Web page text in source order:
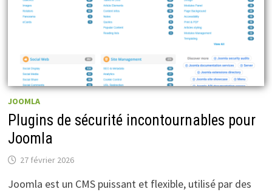
JOOMLA
Plugins de sécurité incontournables pour
Joomla
27 février 2026
Joomla est un CMS puissant et flexible, utilisé par des